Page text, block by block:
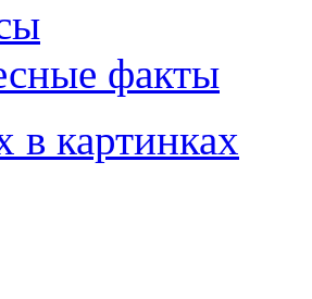
факты
в картинках